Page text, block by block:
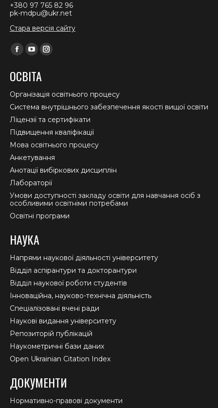
+380 97 765 82 96
pk-mdpu@ukr.net
Стара версія сайту
Find us on:
Facebook
opens
in
new
window
YouTube
opens
in
new
window
Instagram
in
new
window
ОСВІТА
Організація освітнього процесу
Система внутрішнього забезпечення якості вищої освіти
Ліцензії та сертифікати
Підвищення кваліфікації
Мова освітнього процесу
Анкетування
Анотації вибіркових дисциплін
Лабораторії
Умови доступності закладу освіти для навчання осіб з
особливими освітніми потребами
Освітні програми
НАУКА
Напрями наукової діяльності університету
Відділ аспірантури та докторантури
Відділ наукової роботи студентів
Інноваційна, науково-технічна діяльність
Спеціалізовані вчені ради
Наукові видання університету
Репозиторій публікацій
Наукометричні бази даних
Open Ukrainian Citation Index
ДОКУМЕНТИ
Нормативно-правові документи